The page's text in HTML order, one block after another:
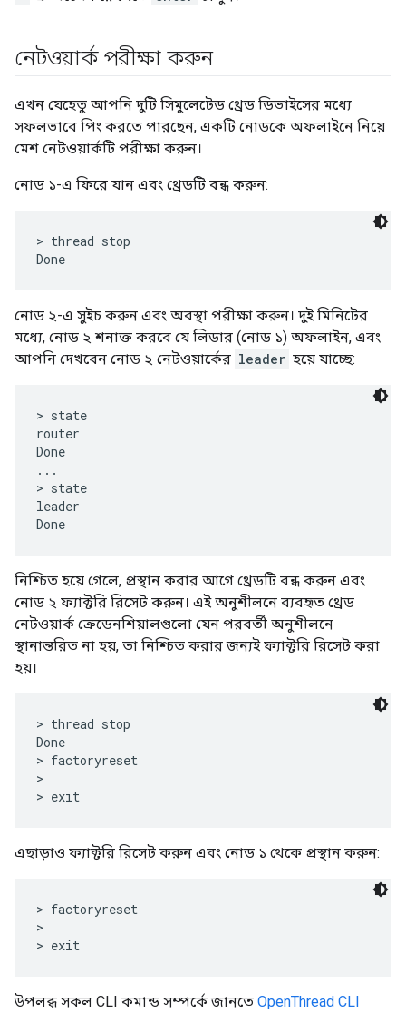
নেটওয়ার্ক পরীক্ষা করুন
এখন যেহেতু আপনি দুটি সিমুলেটেড থ্রেড ডিভাইসের মধ্যে
সফলভাবে পিং করতে পারছেন, একটি নোডকে অফলাইনে নিয়ে
মেশ নেটওয়ার্কটি পরীক্ষা করুন।
নোড ১-এ ফিরে যান এবং থ্রেডটি বন্ধ করুন:
> thread stop
নোড ২-এ সুইচ করুন এবং অবস্থা পরীক্ষা করুন। দুই মিনিটের
মধ্যে, নোড ২ শনাক্ত করবে যে লিডার (নোড ১) অফলাইন, এবং
আপনি দেখবেন নোড ২ নেটওয়ার্কের leader হয়ে যাচ্ছে:
> state
router
Done
...
> state
leader
নিশ্চিত হয়ে গেলে, প্রস্থান করার আগে থ্রেডটি বন্ধ করুন এবং
নোড ২ ফ্যাক্টরি রিসেট করুন। এই অনুশীলনে ব্যবহৃত থ্রেড
নেটওয়ার্ক ক্রেডেনশিয়ালগুলো যেন পরবর্তী অনুশীলনে
স্থানান্তরিত না হয়, তা নিশ্চিত করার জন্যই ফ্যাক্টরি রিসেট করা
হয়।
> thread stop
Done
> factoryreset
>
এছাড়াও ফ্যাক্টরি রিসেট করুন এবং নোড ১ থেকে প্রস্থান করুন:
> factoryreset
>
উপলব্ধ সকল CLI কমান্ড সম্পর্কে জানতে OpenThread CLI